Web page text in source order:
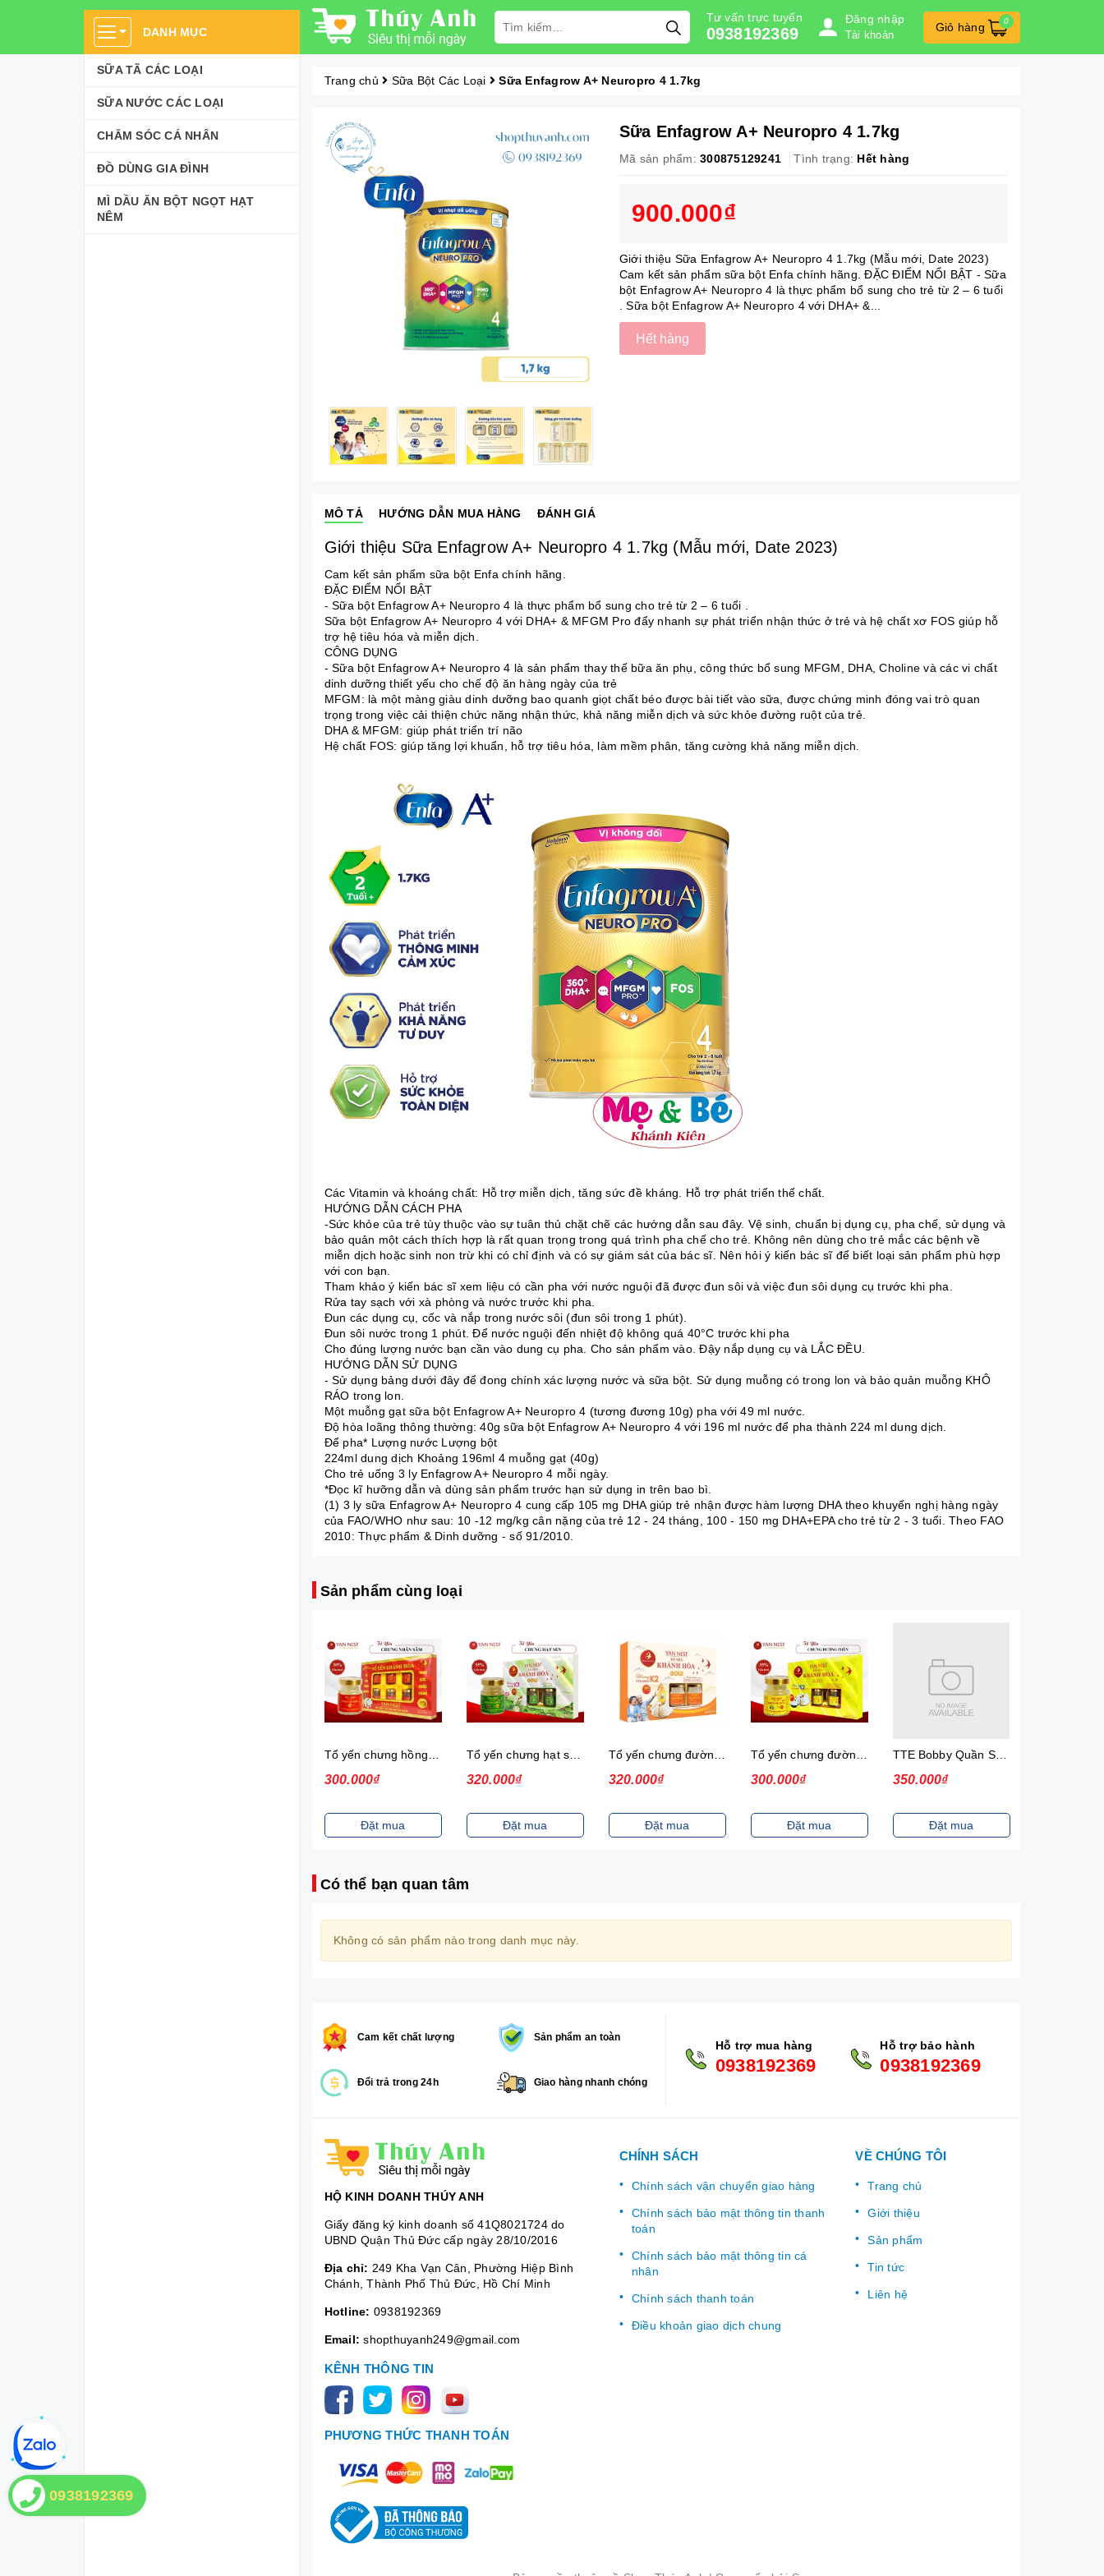
DANH MỤC
SỮA TÃ CÁC LOẠI
SỮA NƯỚC CÁC LOẠI
CHĂM SÓC CÁ NHÂN
ĐỒ DÙNG GIA ĐÌNH
MÌ DẦU ĂN BỘT NGỌT HẠT
NÊM
Tư vấn trực tuyến
0938192369
Đăng nhập
Tài khoản
Giỏ hàng 0
Trang chủ Sữa Bột Các Loại Sữa Enfagrow A+ Neuropro 4 1.7kg
Sữa Enfagrow A+ Neuropro 4 1.7kg
Mã sản phẩm: 300875129241 Tình trạng: Hết hàng
900.000₫
Giới thiệu Sữa Enfagrow A+ Neuropro 4 1.7kg (Mẫu mới, Date 2023)
Cam kết sản phẩm sữa bột Enfa chính hãng. ĐẶC ĐIỂM NỔI BẬT - Sữa
bột Enfagrow A+ Neuropro 4 là thực phẩm bổ sung cho trẻ từ 2 – 6 tuổi
. Sữa bột Enfagrow A+ Neuropro 4 với DHA+ &...
Hết hàng
MÔ TẢ HƯỚNG DẪN MUA HÀNG ĐÁNH GIÁ
Giới thiệu Sữa Enfagrow A+ Neuropro 4 1.7kg (Mẫu mới, Date 2023)
Cam kết sản phẩm sữa bột Enfa chính hãng.
ĐẶC ĐIỂM NỔI BẬT
- Sữa bột Enfagrow A+ Neuropro 4 là thực phẩm bổ sung cho trẻ từ 2 – 6 tuổi .
Sữa bột Enfagrow A+ Neuropro 4 với DHA+ & MFGM Pro đẩy nhanh sự phát triển nhận thức ở trẻ và hệ chất xơ FOS giúp hỗ
trợ hệ tiêu hóa và miễn dịch.
CÔNG DỤNG
- Sữa bột Enfagrow A+ Neuropro 4 là sản phẩm thay thế bữa ăn phụ, công thức bổ sung MFGM, DHA, Choline và các vi chất
dinh dưỡng thiết yếu cho chế độ ăn hàng ngày của trẻ
MFGM: là một màng giàu dinh dưỡng bao quanh giọt chất béo được bài tiết vào sữa, được chứng minh đóng vai trò quan
trọng trong việc cải thiện chức năng nhận thức, khả năng miễn dịch và sức khỏe đường ruột của trẻ.
DHA & MFGM: giúp phát triển trí não
Hệ chất FOS: giúp tăng lợi khuẩn, hỗ trợ tiêu hóa, làm mềm phân, tăng cường khả năng miễn dịch.
Các Vitamin và khoáng chất: Hỗ trợ miễn dịch, tăng sức đề kháng. Hỗ trợ phát triển thể chất.
HƯỚNG DẪN CÁCH PHA
-Sức khỏe của trẻ tùy thuộc vào sự tuân thủ chặt chẽ các hướng dẫn sau đây. Vệ sinh, chuẩn bị dụng cụ, pha chế, sử dụng và
bảo quản một cách thích hợp là rất quan trọng trong quá trình pha chế cho trẻ. Không nên dùng cho trẻ mắc các bệnh về
miễn dịch hoặc sinh non trừ khi có chỉ định và có sự giám sát của bác sĩ. Nên hỏi ý kiến bác sĩ để biết loại sản phẩm phù hợp
với con bạn.
Tham khảo ý kiến bác sĩ xem liệu có cần pha với nước nguội đã được đun sôi và việc đun sôi dụng cụ trước khi pha.
Rửa tay sạch với xà phòng và nước trước khi pha.
Đun các dụng cụ, cốc và nắp trong nước sôi (đun sôi trong 1 phút).
Đun sôi nước trong 1 phút. Để nước nguội đến nhiệt độ không quá 40°C trước khi pha
Cho đúng lượng nước bạn cần vào dung cụ pha. Cho sản phẩm vào. Đậy nắp dụng cụ và LẮC ĐỀU.
HƯỚNG DẪN SỬ DỤNG
- Sử dụng bảng dưới đây để đong chính xác lượng nước và sữa bột. Sử dụng muỗng có trong lon và bảo quản muỗng KHÔ
RÁO trong lon.
Một muỗng gạt sữa bột Enfagrow A+ Neuropro 4 (tương đương 10g) pha với 49 ml nước.
Độ hòa loãng thông thường: 40g sữa bột Enfagrow A+ Neuropro 4 với 196 ml nước để pha thành 224 ml dung dịch.
Để pha* Lượng nước Lượng bột
224ml dung dịch Khoảng 196ml 4 muỗng gạt (40g)
Cho trẻ uống 3 ly Enfagrow A+ Neuropro 4 mỗi ngày.
*Đọc kĩ hưỡng dẫn và dùng sản phẩm trước hạn sử dụng in trên bao bì.
(1) 3 ly sữa Enfagrow A+ Neuropro 4 cung cấp 105 mg DHA giúp trẻ nhận được hàm lượng DHA theo khuyến nghị hàng ngày
của FAO/WHO như sau: 10 -12 mg/kg cân nặng của trẻ 12 - 24 tháng, 100 - 150 mg DHA+EPA cho trẻ từ 2 - 3 tuổi. Theo FAO
2010: Thực phẩm & Dinh dưỡng - số 91/2010.
Sản phẩm cùng loại
320.000₫
Đặt mua
320.000₫
Đặt mua
300.000₫
Đặt mua
TTE Bobby Quần SKT XXL68 - 2507F
350.000₫
Đặt mua
Sữa bột Optimum Gold 1 lon 800g
465.000₫
Đặt mua
Có thể bạn quan tâm
Không có sản phẩm nào trong danh mục này.
Cam kết chất lượng Sản phẩm an toàn
Đổi trả trong 24h Giao hàng nhanh chóng
Hỗ trợ mua hàng
0938192369
Hỗ trợ bảo hành
0938192369
HỘ KINH DOANH THÚY ANH
Giấy đăng ký kinh doanh số 41Q8021724 do
UBND Quận Thủ Đức cấp ngày 28/10/2016
Địa chỉ: 249 Kha Vạn Cân, Phường Hiệp Bình
Chánh, Thành Phố Thủ Đức, Hồ Chí Minh
Hotline: 0938192369
Email: shopthuyanh249@gmail.com
KÊNH THÔNG TIN
PHƯƠNG THỨC THANH TOÁN
CHÍNH SÁCH
Chính sách vận chuyển giao hàng
Chính sách bảo mật thông tin thanh
toán
Chính sách bảo mật thông tin cá
nhân
Chính sách thanh toán
Điều khoản giao dịch chung
VỀ CHÚNG TÔI
Trang chủ
Giới thiệu
Sản phẩm
Tin tức
Liên hệ
0938192369